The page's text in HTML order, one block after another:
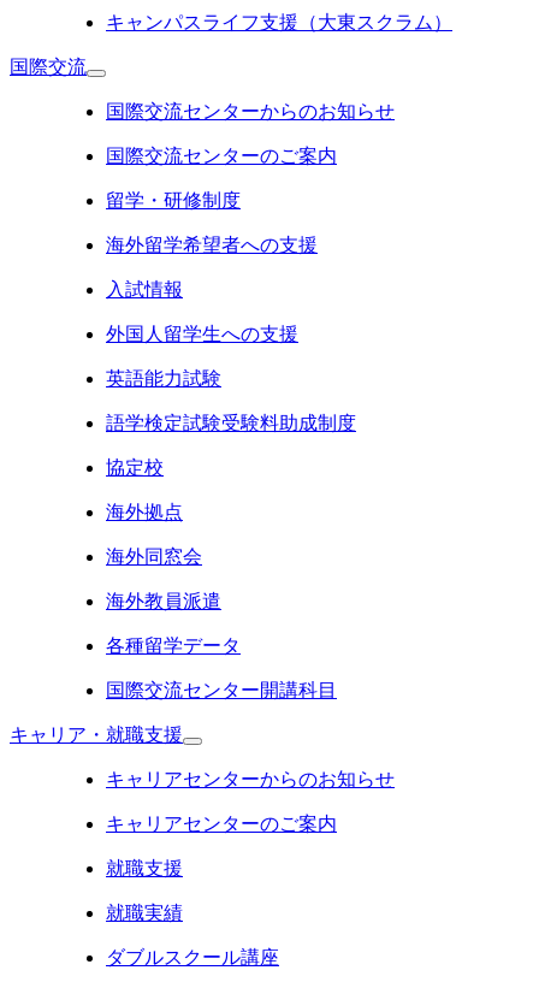
キャンパスライフ支援（大東スクラム）
国際交流
国際交流センターからのお知らせ
国際交流センターのご案内
留学・研修制度
海外留学希望者への支援
入試情報
外国人留学生への支援
英語能力試験
語学検定試験受験料助成制度
協定校
海外拠点
海外同窓会
海外教員派遣
各種留学データ
国際交流センター開講科目
キャリア・就職支援
キャリアセンターからのお知らせ
キャリアセンターのご案内
就職支援
就職実績
ダブルスクール講座